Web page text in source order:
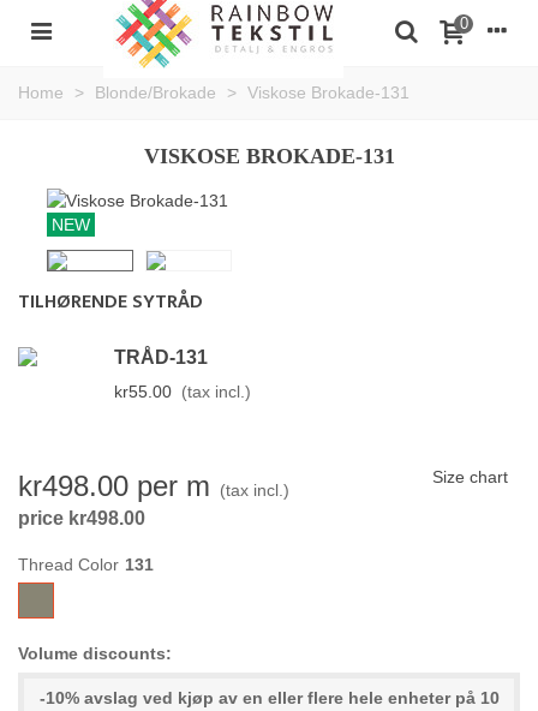
0
Home > Blonde/Brokade > Viskose Brokade-131
VISKOSE BROKADE-131
NEW
TILHØRENDE SYTRÅD
TRÅD-131
kr55.00 (tax incl.)
kr498.00 per m (tax incl.)
price kr498.00
Size chart
Thread Color
Volume discounts:
-10% avslag ved kjøp av en eller flere hele enheter på 10